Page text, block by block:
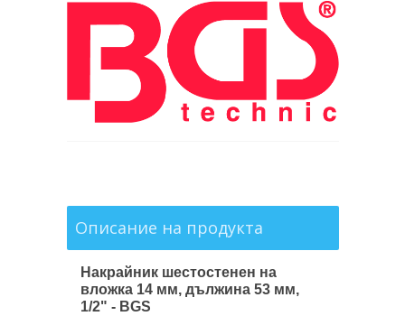
Описание на продукта
Накрайник шестостенен на
вложка 14 мм, дължина 53 мм,
1/2" - BGS